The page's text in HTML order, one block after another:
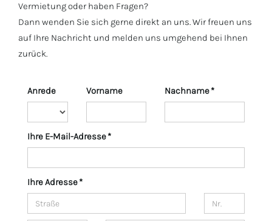
Vermietung oder haben Fragen?
Dann wenden Sie sich gerne direkt an uns. Wir freuen uns
auf Ihre Nachricht und melden uns umgehend bei Ihnen
zurück.
Anrede Vorname Nachname *
Ihre E-Mail-Adresse *
Ihre Adresse *